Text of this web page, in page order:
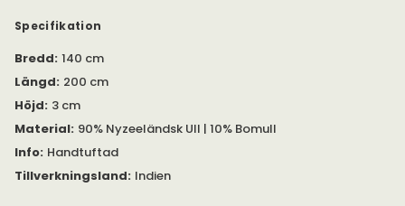
materialet förekomma, vilket skapar ett taktilt uttryck. Varje
genom att skickligt kombinera hantverksskicklighet och
konstnärlighet.
Specifikation
Bredd: 140 cm
Längd: 200 cm
Höjd: 3 cm
Material: 90% Nyzeeländsk Ull | 10% Bomull
Info: Handtuftad
Tillverkningsland: Indien